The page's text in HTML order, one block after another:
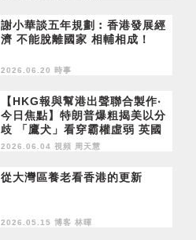
謝小華談五年規劃︰香港發展經
濟 不能脫離國家 相輔相成！
2026.06.20 時事
【HKG報與幫港出聲聯合製作‧
今日焦點】特朗普爆粗揭美以分
歧 「鷹犬」看穿霸權虛弱 英國
高鐵天價爛攤子 香港以英為師
2026.06.04 視頻 周天慧
從大灣區養老看香港的更新
2026.05.15 博客 林暉